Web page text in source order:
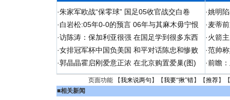
·朱家军欧战“保零球” 国足05收官战交白卷
·白岩松:05年0-0的预言 06年与其麻木毋宁恨
·访陈涛：保加利亚很强 在国足学到很多东西
·女排冠军杯中国负美国 和平对话陈忠和惨败
·郭晶晶霍启刚爱意正浓 在北京购置爱巢(图)
·姚明
·麦蒂
·火箭
·范帅
·前瞻
页面功能 【我来说两句 】【我要“揪”错】【推荐】
■相关新闻